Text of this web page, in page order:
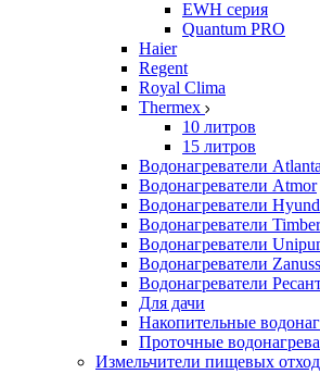
EWH серия
Quantum PRO
Haier
Regent
Royal Clima
Thermex
10 литров
15 литров
Водонагреватели Atlanta
Водонагреватели Atmor
Водонагреватели
Водонагреватели
Водонагреватели
Водонагреватели
Водонагреватели
Для дачи
Накопительные
Проточные
Измельчители пищевых